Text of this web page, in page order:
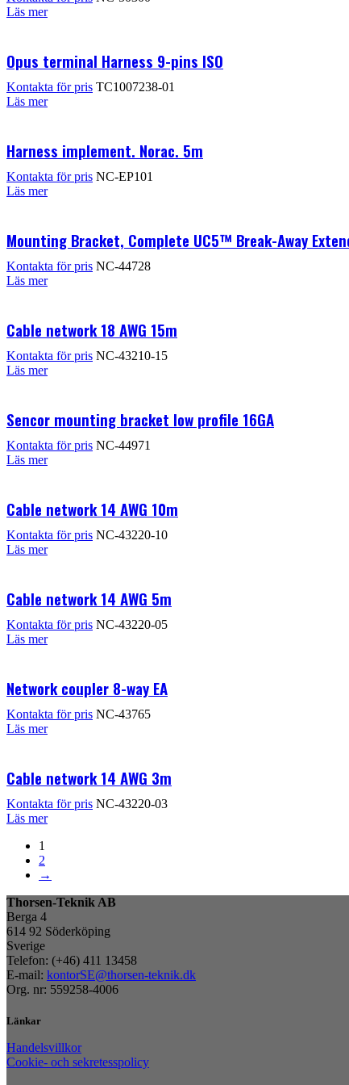
Läs mer
Opus terminal Harness 9-pins ISO
Kontakta för pris TC1007238-01
Läs mer
Harness implement. Norac. 5m
Kontakta för pris NC-EP101
Läs mer
Mounting Bracket, Complete UC5™ Break-Away
Kontakta för pris NC-44728
Läs mer
Cable network 18 AWG 15m
Kontakta för pris NC-43210-15
Läs mer
Sencor mounting bracket low profile 16GA
Kontakta för pris NC-44971
Läs mer
Cable network 14 AWG 10m
Kontakta för pris NC-43220-10
Läs mer
Cable network 14 AWG 5m
Kontakta för pris NC-43220-05
Läs mer
Network coupler 8-way EA
Kontakta för pris NC-43765
Läs mer
Cable network 14 AWG 3m
Kontakta för pris NC-43220-03
Läs mer
1
2
→
Thorsen-Teknik AB
Berga 4
614 92 Söderköping
Sverige
Telefon: (+46) 411 13458
E-mail: kontorSE@thorsen-teknik.dk
Org. nr: 559258-4006
Länkar
Handelsvillkor
Cookie- och sekretesspolicy